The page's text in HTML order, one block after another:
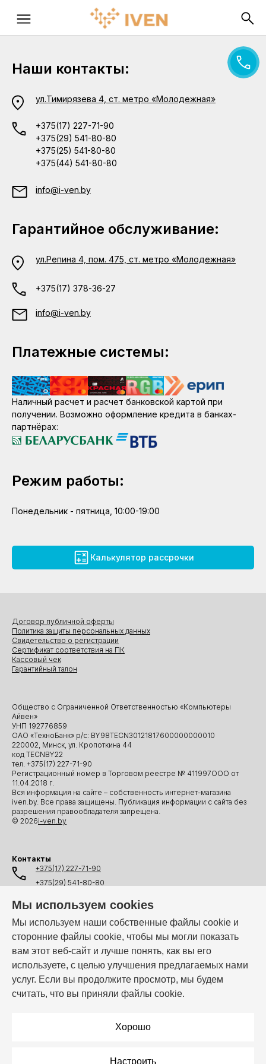
Мы используем cookies
Мы используем наши собственные файлы cookie и
сторонние файлы cookie, чтобы мы могли показать
вам этот веб-сайт и лучше понять, как вы его
используете, с целью улучшения предлагаемых нами
услуг. Если вы продолжите просмотр, мы будем
считать, что вы приняли файлы cookie.
Хорошо
Настроить
Наши контакты:
ул.Тимирязева 4, ст. метро «Молодежная»
+375(17) 227-71-90
+375(29) 541-80-80
+375(25) 541-80-80
+375(44) 541-80-80
info@i-ven.by
Гарантийное обслуживание:
ул.Репина 4, пом. 475, ст. метро «Молодежная»
+375(17) 378-36-27
info@i-ven.by
Платежные системы:
Наличный расчет и расчет банковской картой при
получении. Возможно оформление кредита в банках-
партнёрах:
Режим работы:
Понедельник - пятница, 10:00-19:00
Калькулятор рассрочки
Общество с Ограниченной Ответственностью «Компьютеры
Айвен»
УНП 192776859
ОАО «ТехноБанк» р/с: BY98TECN30121817600000000010
220002, Минск, ул. Кропоткина 44
код TECNBY22
тел. +375(17) 227-71-90
Регистрационный номер в Торговом реестре № 411997ООО от
11.04.2018 г.
Вся информация на сайте – собственность интернет-магазина
iven.by. Все права защищены. Публикация информации с сайта без
разрешения правообладателя запрещена.
© 2026i-ven.by
Договор публичной оферты
Политика защиты персональных данных
Свидетельство о регистрации
Сертификат соответствия на ПК
Кассовый чек
Гарантийный талон
Контакты
+375(17) 227-71-90
+375(29) 541-80-80
+375(44) 541-80-80
info@i-ven.by
Мы в мессенджерах:
Режим работы: Пн–Пт: 10:00 – 19:00